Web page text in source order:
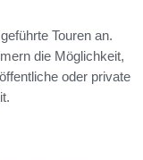
Touren an.
die Möglichkeit,
oder private